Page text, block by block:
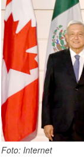
Foto: Internet